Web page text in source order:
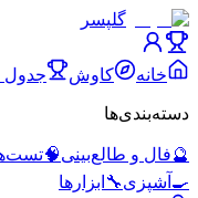
گلپسر
خانه کاوش جدول
دسته‌بندی‌ها
🔮فال و طالع‌بینی🧠
🍳 آشپزی🔧 ابزارها